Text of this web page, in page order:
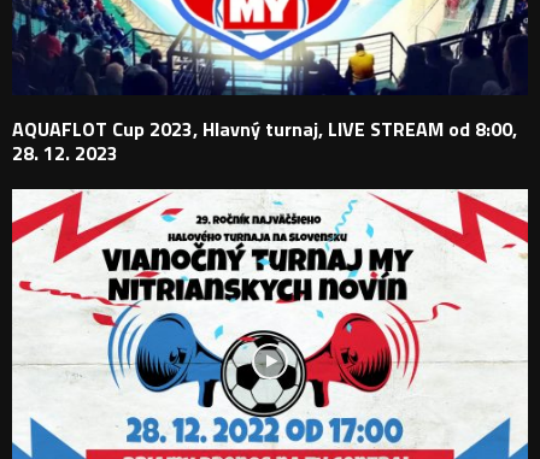
AQUAFLOT Cup 2023, Hlavný turnaj, LIVE STREAM od 8:00,
28. 12. 2023